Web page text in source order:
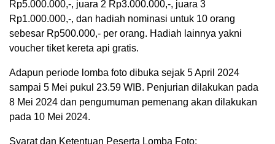
Rp5.000.000,-, juara 2 Rp3.000.000,-, juara 3
Rp1.000.000,-, dan hadiah nominasi untuk 10 orang
sebesar Rp500.000,- per orang. Hadiah lainnya yakni
voucher tiket kereta api gratis.
Adapun periode lomba foto dibuka sejak 5 April 2024
sampai 5 Mei pukul 23.59 WIB. Penjurian dilakukan pada
8 Mei 2024 dan pengumuman pemenang akan dilakukan
pada 10 Mei 2024.
Syarat dan Ketentuan Peserta Lomba Foto: